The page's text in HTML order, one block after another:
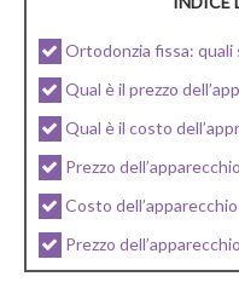
Ortodonzia fissa: quali
Qual è il prezzo
Qual è il costo
Prezzo
Costo
Prezzo